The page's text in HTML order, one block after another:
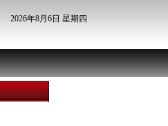
2026年8月6日 星期四